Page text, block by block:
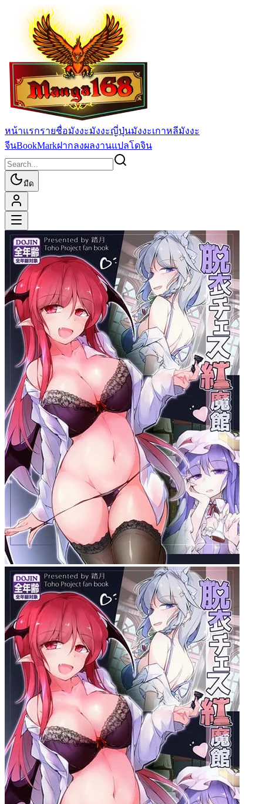
หน้าแรกรายชื่อมังงะมังงะญี่ปุ่นมังงะเกาหลีมังงะ
จีนBookMarkฝากลงผลงานแปลโดจิน
มืด